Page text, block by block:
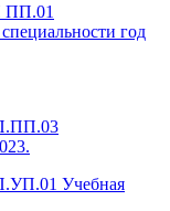
ПП.01
год
Учебная